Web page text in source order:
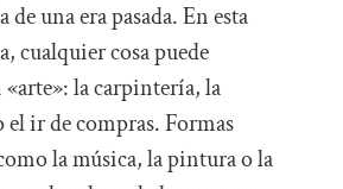
una era pasada. En esta
cualquier cosa puede
la carpintería, la
ir de compras. Formas
la música, la pintura o la